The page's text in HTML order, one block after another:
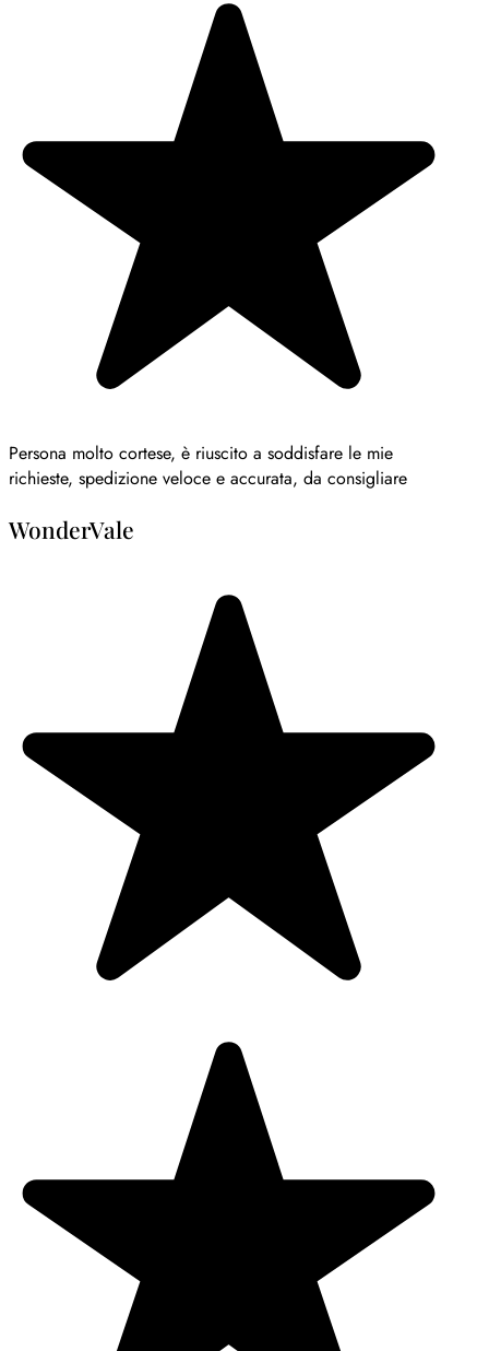
Persona molto cortese, è riuscito a soddisfare le mie
richieste, spedizione veloce e accurata, da consigliare
WonderVale